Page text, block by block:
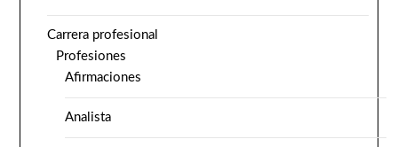
Carrera profesional
Profesiones
Afirmaciones
Analista